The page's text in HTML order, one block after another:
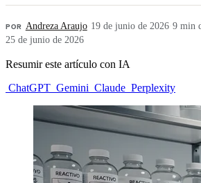
POR Andreza Araujo· 19 de junio de 2026·9 min
25 de junio de 2026
Resumir este artículo con IA
ChatGPT Gemini Claude Perplexity